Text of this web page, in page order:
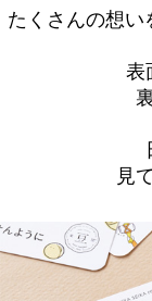
たくさんの想い
表
見